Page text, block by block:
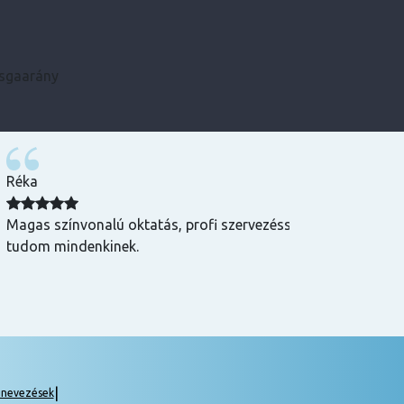
ajánlani Minden szükséges infót előre megkaptam,
csak ajánlani tudom! ☺️
|